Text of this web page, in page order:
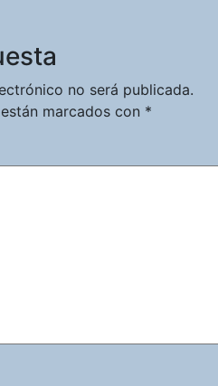
no será publicada.
marcados con *